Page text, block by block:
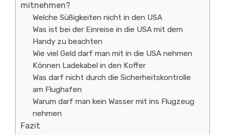
mitnehmen?
Welche Süßigkeiten nicht in den USA
Was ist bei der Einreise in die USA mit dem
Handy zu beachten
Wie viel Geld darf man mit in die USA nehmen
Können Ladekabel in den Koffer
Was darf nicht durch die Sicherheitskontrolle
am Flughafen
Warum darf man kein Wasser mit ins Flugzeug
nehmen
Fazit